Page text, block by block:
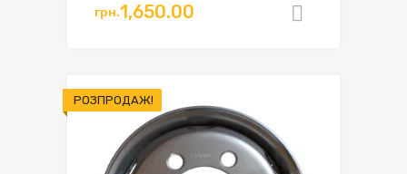
ціна:
грн.1,650.00
ціна:
РОЗПРОДАЖ!